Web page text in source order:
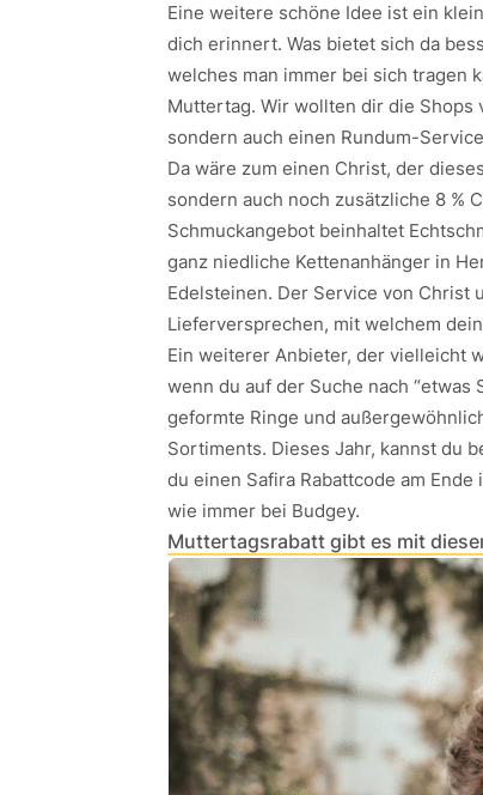
Eine weitere schöne Idee ist ein
dich erinnert. Was bietet sich da
welches man immer bei sich tragen
Muttertag. Wir wollten dir die
sondern auch einen Rundum-
Da wäre zum einen Christ, der
sondern auch noch zusätzliche 8 %
Schmuckangebot beinhaltet
ganz niedliche Kettenanhänger in
Edelsteinen. Der Service von Christ
Lieferversprechen, mit welchem
Ein weiterer Anbieter, der vielleicht
wenn du auf der Suche nach
geformte Ringe und
Sortiments. Dieses Jahr, kannst du
du einen Safira Rabattcode am
wie immer bei Budgey.
Muttertagsrabatt gibt es mit